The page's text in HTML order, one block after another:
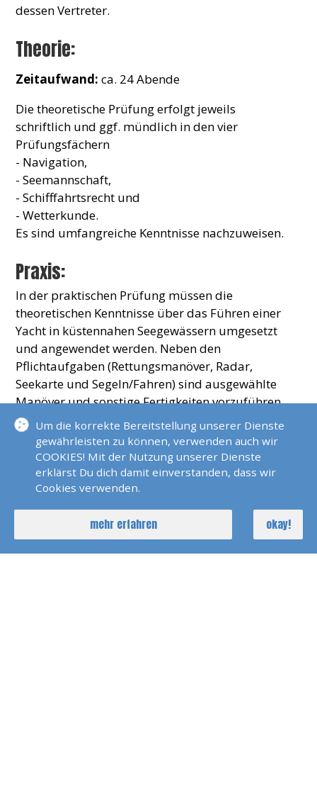
dessen Vertreter.
Theorie:
Zeitaufwand: ca. 24 Abende
Die theoretische Prüfung erfolgt jeweils
schriftlich und ggf. mündlich in den vier
Prüfungsfächern
- Navigation,
- Seemannschaft,
- Schifffahrtsrecht und
- Wetterkunde.
Es sind umfangreiche Kenntnisse nachzuweisen.
Praxis:
In der praktischen Prüfung müssen die
theoretischen Kenntnisse über das Führen einer
Yacht in küstennahen Seegewässern umgesetzt
und angewendet werden. Neben den
Pflichtaufgaben (Rettungsmanöver, Radar,
Seekarte und Segeln/Fahren) sind ausgewählte
Manöver und sonstige Fertigkeiten vorzuführen.
PREISE
Einzelpreis
Grundpreis 490 EUR
Um die korrekte Bereitstellung unserer Dienste
gewährleisten zu können, verwenden auch wir
COOKIES! Mit der Nutzung unserer Dienste
erklärst Du dich damit einverstanden, dass wir
Cookies verwenden.
mehr erfahren okay!